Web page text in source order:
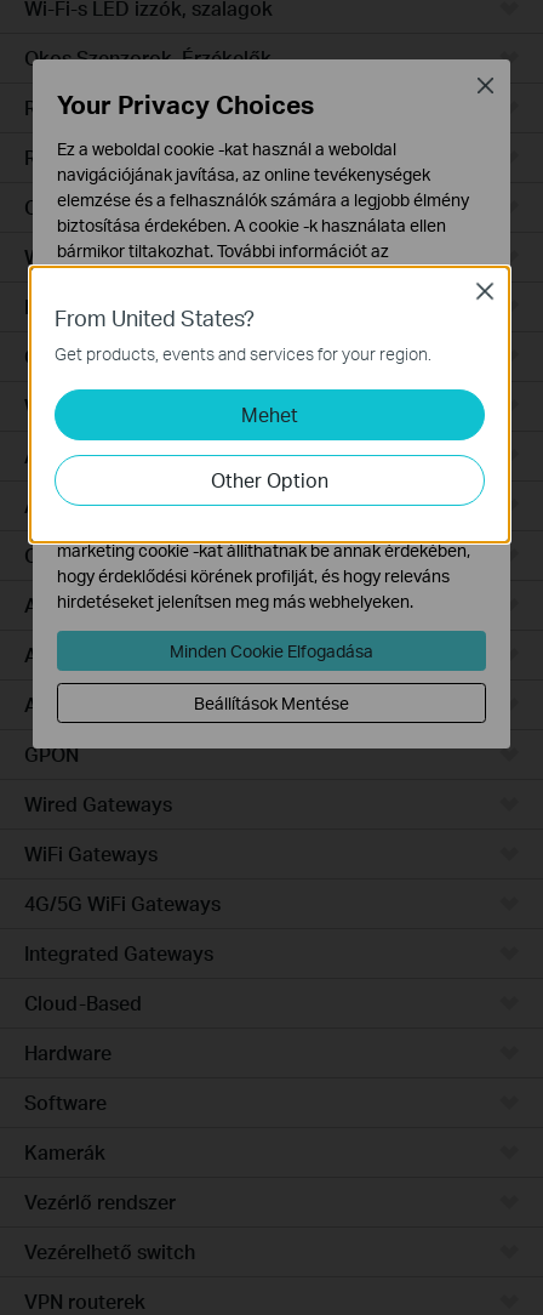
Wi-Fi-s LED izzók, szalagok
Okos Szenzorok, Érzékelők
Robotporszívók
Robotporszívó tartozékok
Ceiling Mount
Wall Plate
Desktop
Outdoor
Wireless Bridge
Aggregation
Access
Campus
Access Pro
Access Plus
Access Max
GPON
Wired Gateways
WiFi Gateways
4G/5G WiFi Gateways
Integrated Gateways
Cloud-Based
Hardware
Software
Kamerák
Vezérlő rendszer
Vezérelhető switch
VPN routerek
From United States?
Get products, events and services for your region.
Mehet
Other Option
Close
Your Privacy Choices
Ez a weboldal cookie -kat használ a weboldal
navigációjának javítása, az online tevékenységek
elemzése és a felhasználók számára a legjobb élmény
biztosítása érdekében. A cookie -k használata ellen
bármikor tiltakozhat. További információt az
Alap Cookie-k
Ezek a cookie -k a webhely működéséhez szükségesek,
és nem tilthatók le a rendszereiben.
Marketing és Elemző Cookie-k
Az elemző cookie -k lehetővé teszik számunkra, hogy
elemezzük weboldalunkon végzett tevékenységeit, hogy
javítsuk és módosítsuk webhelyünk működését.
marketing cookie -kat állíthatnak be annak érdekében,
hogy érdeklődési körének profilját, és hogy releváns
hirdetéseket jelenítsen meg más webhelyeken.
Minden Cookie Elfogadása
Beállítások Mentése
Close